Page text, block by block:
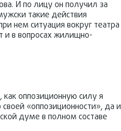
И по лицу он получил за
такие действия
нем ситуация вокруг театра
и в вопросах жилищно-
оппозиционную силу я
«оппозиционности», да и
думе в полном составе